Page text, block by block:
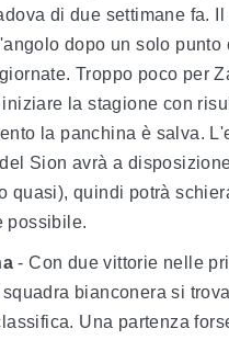
di due settimane fa.
dopo un solo punto
Troppo poco per
la stagione con
la panchina è salva.
Sion avrà a
quasi), quindi potrà
possibile.
- Con due vittorie nelle
bianconera si
Una partenza